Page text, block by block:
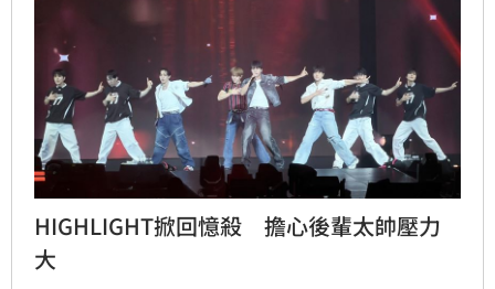
HIGHLIGHT掀回憶殺　擔心後輩太帥壓力
大